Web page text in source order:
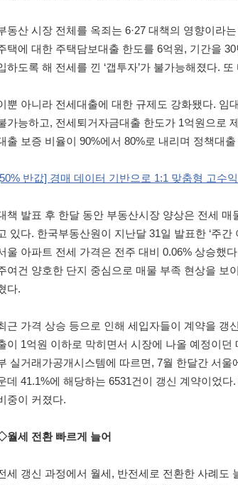
동산 시장 전체를 옥죄는 6·27 대책의 영향이라
택에 대한 주택담보대출 한도를 6억원, 기간을
하도록 해 전세를 낀 ‘갭투자’가 불가능해졌다.
뿐 아니라 전세대출에 대한 규제도 강화됐다. 임
가능하고, 전세퇴거자금대출 한도가 1억원으로
출 보증 비율이 90%에서 80%로 내리며 정책대
반값] 경매 데이터 기반으로 1:1 맞춤형 고수
책 발표 후 한달 동안 부동산시장 양상은 전세 매
있다. 한국부동산원이 지난달 31일 발표한 ‘주
울 아파트 전세 가격은 전주 대비 0.06% 상승했
여건 양호한 단지 중심으로 매물 부족 현상을 보
다.
근 가격 상승 등으로 인해 세입자들이 계약을 갱
이 1억원 이하로 막히면서 시장에 나올 예정이
실거래가공개시스템에 따르면, 7월 한달간 서울
데 41.1%에 해당하는 6531건이 갱신 계약이었
중이 커졌다.
월세 전환 빠르게 늘어
세 갱신 과정에서 월세, 반전세로 전환한 사례도